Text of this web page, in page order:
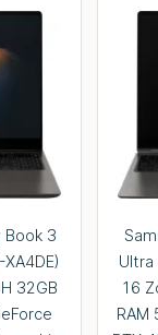
Book 3
32GB
Ultra
16
RAM